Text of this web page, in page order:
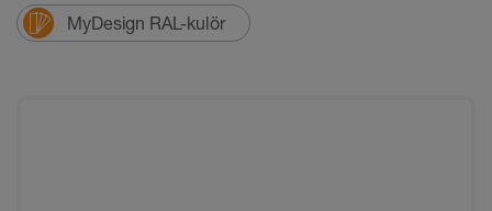
MyDesign RAL-kulör